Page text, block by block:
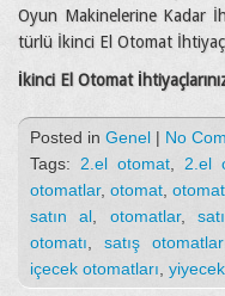
Oyun Makinelerine Kadar
türlü İkinci El Otomat
İkinci El Otomat
Posted in Genel | No
Tags: 2.el otomat 2.el
otomatlar, otomat
satın al
otomatlar,
otomatı
satış
içecek otomatları